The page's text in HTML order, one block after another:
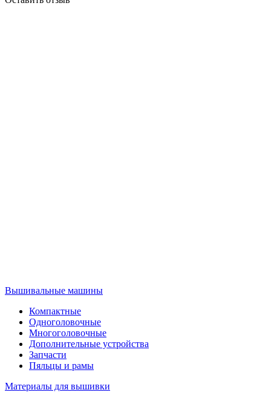
Вышивальные машины
Компактные
Одноголовочные
Многоголовочные
Дополнительные устройства
Запчасти
Пяльцы и рамы
Материалы для вышивки